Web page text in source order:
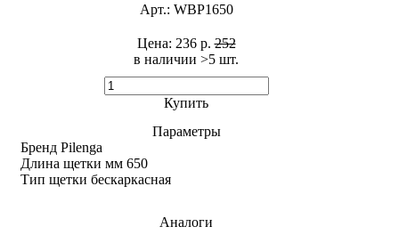
Арт.: WBP1650
в наличии >5 шт. ​
Цена: 236 р.252
Купить
Параметры
Бренд Pilenga
Длина щетки мм 650
Тип щетки бескаркасная
Аналоги